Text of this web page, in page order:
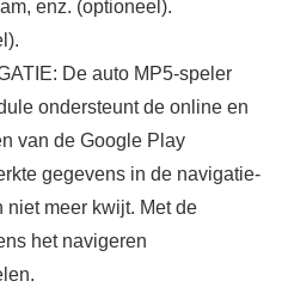
enz. (optioneel).
De auto MP5-speler
ondersteunt de online en
van de Google Play
gegevens in de navigatie-
niet meer kwijt. Met de
het navigeren